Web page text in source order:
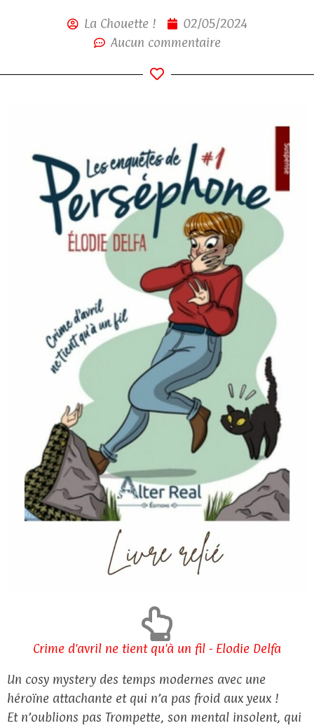
La Chouette !
02/05/2024
Aucun commentaire
Crime d'avril ne tient qu'à un fil - Elodie Delfa
Un cosy mystery des temps modernes avec une
héroïne attachante et qui n’a pas froid aux yeux !
Et n’oublions pas Trompette, son mental insolent, qui